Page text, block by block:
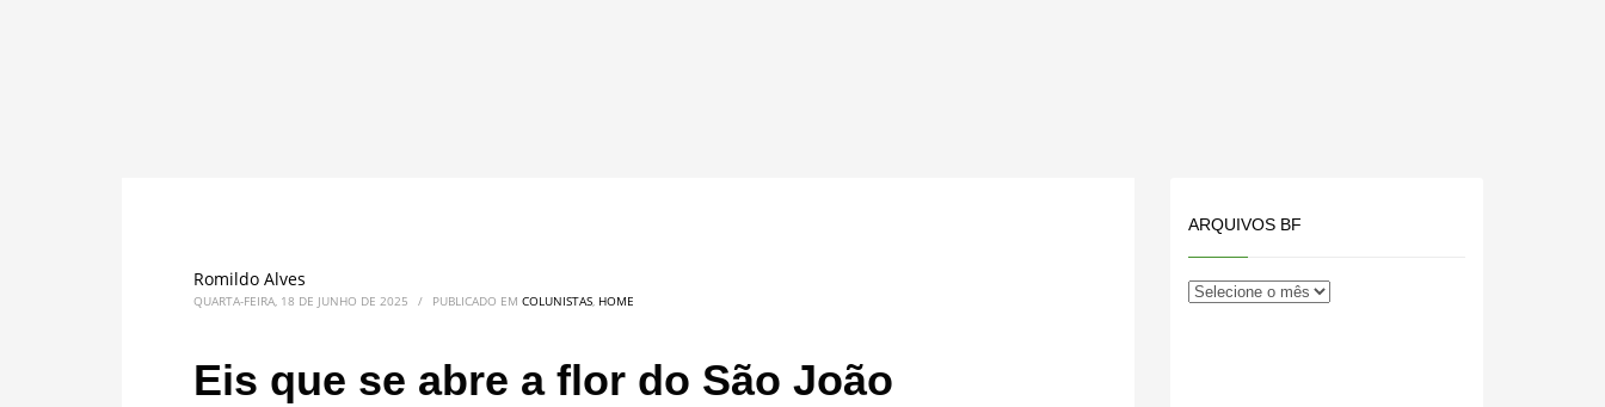
Romildo Alves
QUARTA-FEIRA, 18 DE JUNHO DE 2025 / PUBLICADO EM COLUNISTAS, HOME
Eis que se abre a flor do São João
ARQUIVOS BF